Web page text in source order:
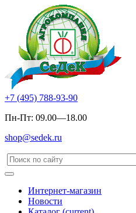
+7 (495) 788-93-90
Пн-Пт: 09.00—18.00
shop@sedek.ru
Интернет-магазин
Новости